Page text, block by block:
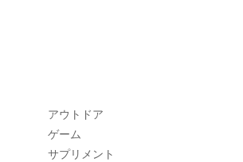
アウトドア
ゲーム
サプリメント